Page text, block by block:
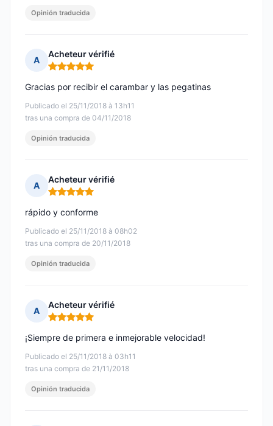
Opinión traducida
A
Acheteur vérifié
Nota: 5 de 5
Publicado el 25/11/2018 à 13h11
tras una compra de 04/11/2018
Gracias por recibir el carambar y las pegatinas
Opinión traducida
A
Acheteur vérifié
Nota: 5 de 5
Publicado el 25/11/2018 à 08h02
tras una compra de 20/11/2018
rápido y conforme
Opinión traducida
A
Acheteur vérifié
Nota: 5 de 5
Publicado el 25/11/2018 à 03h11
tras una compra de 21/11/2018
¡Siempre de primera e inmejorable velocidad!
Opinión traducida